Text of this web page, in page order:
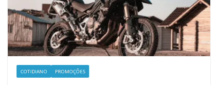
COTIDIANO PROMOÇÕES